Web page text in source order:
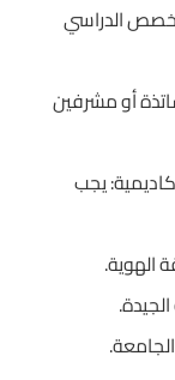
الدراسي
أو مشرفين
يجب
الهوية.